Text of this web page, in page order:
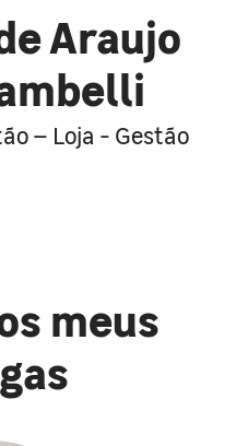
Araujo
– Loja - Gestão
meus